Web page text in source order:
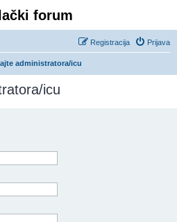
forum
Prijava
Registracija
administratora/icu
icu